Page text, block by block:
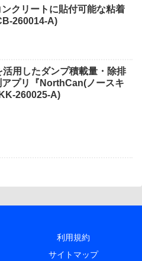
クリートに貼付可能な粘着
260014-A)
活用したダンプ積載量・除排
アプリ『NorthCan(ノースキ
260025-A)
利用規約
サイトマップ